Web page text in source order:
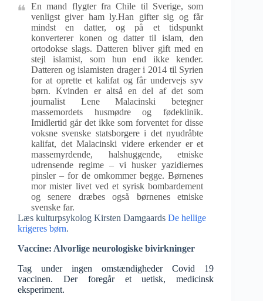
En mand flygter fra Chile til Sverige, som
venligst giver ham ly.Han gifter sig og får
mindst en datter, og på et tidspunkt
konverterer konen og datter til islam, den
ortodokse slags. Datteren bliver gift med en
stejl islamist, som hun end ikke kender.
Datteren og islamisten drager i 2014 til Syrien
for at oprette et kalifat og får undervejs syv
børn. Kvinden er altså en del af det som
journalist Lene Malacinski betegner
massemordets husmødre og fødeklinik.
Imidlertid går det ikke som forventet for disse
voksne svenske statsborgere i det nyudråbte
kalifat, det Malacinski videre erkender er et
massemyrdende, halshuggende, etniske
udrensende regime – vi husker yazidiernes
pinsler – for de omkommer begge. Børnenes
mor mister livet ved et syrisk bombardement
og senere dræbes også børnenes etniske
svenske far.
Læs kulturpsykolog Kirsten Damgaards De hellige
krigeres børn.
Vaccine: Alvorlige neurologiske bivirkninger
Tag under ingen omstændigheder Covid 19
vaccinen. Der foregår et uetisk, medicinsk
eksperiment.